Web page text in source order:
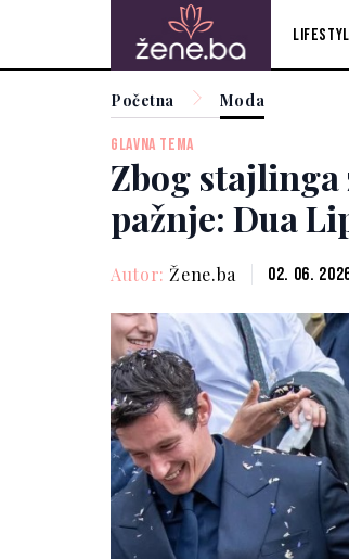
Početna Moda
GLAVNA TEMA
Zbog stajlinga
pažnje: Dua
Autor: Žene.ba 02. 06.